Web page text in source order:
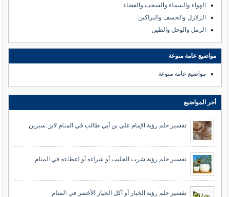
الهواء والسماء والسحب والفضاء
الزلازل والخسف والبراكين
الرمل والوحل والطين
مواضيع عامة منوعة
مواضيع عامة منوعة
أخر المواضيع
تفسير حلم رؤية الإمام علي بن أبي طالب في المنام لابن سيرين
تفسير حلم رؤية شرب الحليب أو شراءه أو اعطاءه في المنام
تفسير حلم رؤية الخيار أو أكل الخيار الأخضر في المنام